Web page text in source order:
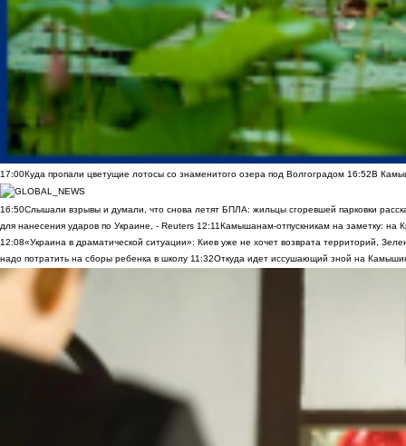
17:00Куда пропали цветущие лотосы со знаменитого озера под Волгоградом 16:52В
16:50Слышали взрывы и думали, что снова летят БПЛА: жильцы сгоревшей парковки
для нанесения ударов по Украине, - Reuters 12:11Камышанам-отпускникам на заметку: на
12:08«Украина в драматической ситуации»: Киев уже не хочет возврата территорий,
надо потратить на сборы ребенка в школу 11:32Откуда идет иссушающий зной на